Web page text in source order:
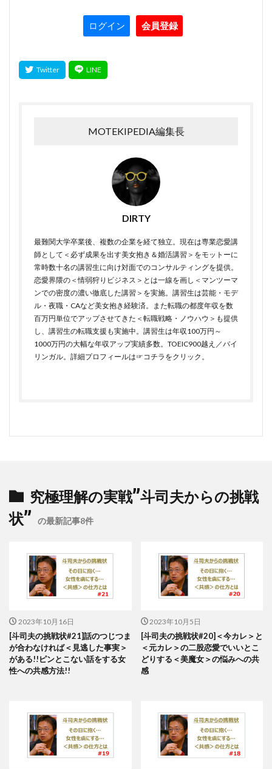
ログイン 会員登録
MOTEKIPEDIA編集長
DIRTY
最難関大学卒業後、複数の企業を経て独立。現在は専業恋愛講
師として＜必ず成果を出す美女抱き＆婚活講習＞をモットーに
常時数十名の講習生に向け対面でのコンサルティングを提供。
恋愛界隈の＜情弱狩りビジネス＞とは一線を画し＜マンツーマ
ンでの密度の濃い徹底した講習＞を実施。講習生は芸能・モデ
ル・夜職・CAなど美女抱き経験済。また転職の都度年収を数
百万円単位でアップさせてきた＜転職戦略・ノウハウ＞も提供
し、講習生の転職支援も実施中。講習生は年収100万円～
1000万円の大幅な年収アップ実績多数。TOEIC900越え／バイ
リンガル。詳細プロフィールは☞コチラをクリック 。
究極理解の実戦”斗司夫からの挑戦
状”
の最新記事8件
2023年10月16日
[斗司夫の挑戦状#21]話のつじつま
が合わなければ＜見逃した事実＞
がある!!ピンとこない話をする女
性への共感方法!!
2023年10月5日
[斗司夫の挑戦状#20]＜今カレ＞と
＜元カレ＞の二股恋愛でいいとこ
どりする＜美魔女＞の悩みへの共
感